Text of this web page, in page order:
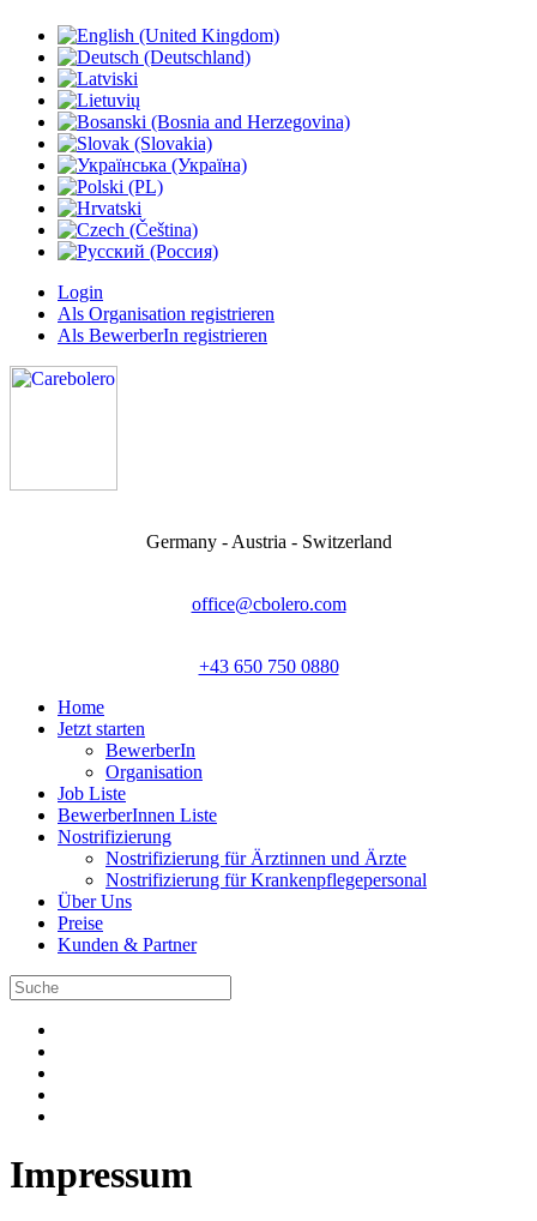
Login
Als Organisation registrieren
Als BewerberIn registrieren
Germany - Austria - Switzerland
office@cbolero.com
+43 650 750 0880
Home
Jetzt starten
BewerberIn
Organisation
Job Liste
BewerberInnen Liste
Nostrifizierung
Nostrifizierung für Ärztinnen und Ärzte
Nostrifizierung für Krankenpflegepersonal
Über Uns
Preise
Kunden & Partner
Impressum